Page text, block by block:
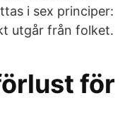
i sex principer:
utgår från folket.
för